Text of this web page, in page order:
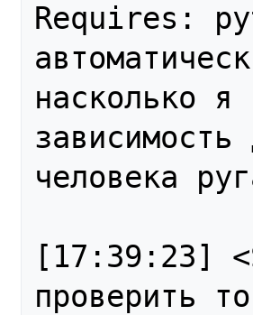
Requires:
насколько
человека
[17:39:23]
проверить